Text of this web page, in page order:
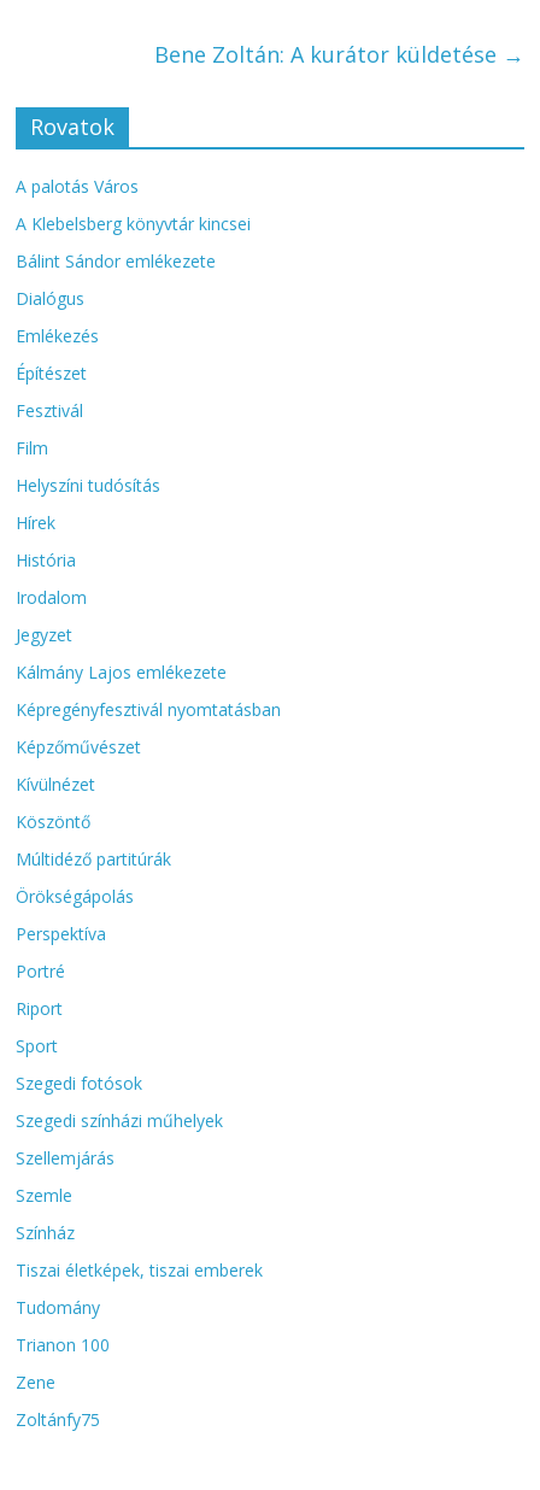
Bene Zoltán: A kurátor küldetése →
Rovatok
A palotás Város
A Klebelsberg könyvtár kincsei
Bálint Sándor emlékezete
Dialógus
Emlékezés
Építészet
Fesztivál
Film
Helyszíni tudósítás
Hírek
História
Irodalom
Jegyzet
Kálmány Lajos emlékezete
Képregényfesztivál nyomtatásban
Képzőművészet
Kívülnézet
Köszöntő
Múltidéző partitúrák
Örökségápolás
Perspektíva
Portré
Riport
Sport
Szegedi fotósok
Szegedi színházi műhelyek
Szellemjárás
Szemle
Színház
Tiszai életképek, tiszai emberek
Tudomány
Trianon 100
Zene
Zoltánfy75